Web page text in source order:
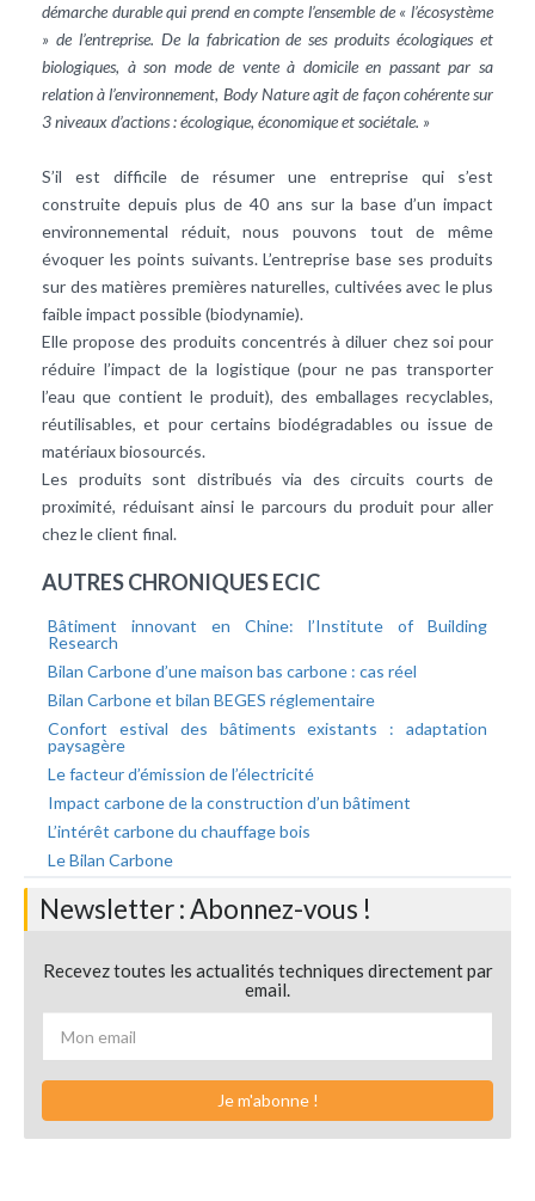
démarche durable qui prend en compte l’ensemble de « l’écosystème
» de l’entreprise. De la fabrication de ses produits écologiques et
biologiques, à son mode de vente à domicile en passant par sa
relation à l’environnement, Body Nature agit de façon cohérente sur
3 niveaux d’actions : écologique, économique et sociétale. »
S’il est difficile de résumer une entreprise qui s’est
construite depuis plus de 40 ans sur la base d’un impact
environnemental réduit, nous pouvons tout de même
évoquer les points suivants. L’entreprise base ses produits
sur des matières premières naturelles, cultivées avec le plus
faible impact possible (biodynamie).
Elle propose des produits concentrés à diluer chez soi pour
réduire l’impact de la logistique (pour ne pas transporter
l’eau que contient le produit), des emballages recyclables,
réutilisables, et pour certains biodégradables ou issue de
matériaux biosourcés.
Les produits sont distribués via des circuits courts de
proximité, réduisant ainsi le parcours du produit pour aller
chez le client final.
AUTRES CHRONIQUES ECIC
Bâtiment innovant en Chine: l’Institute of Building
Research
Bilan Carbone d’une maison bas carbone : cas réel
Bilan Carbone et bilan BEGES réglementaire
Confort estival des bâtiments existants : adaptation
paysagère
Le facteur d’émission de l’électricité
Impact carbone de la construction d’un bâtiment
L’intérêt carbone du chauffage bois
Le Bilan Carbone
Newsletter : Abonnez-vous !
Recevez toutes les actualités techniques directement par
email.
Je m'abonne !